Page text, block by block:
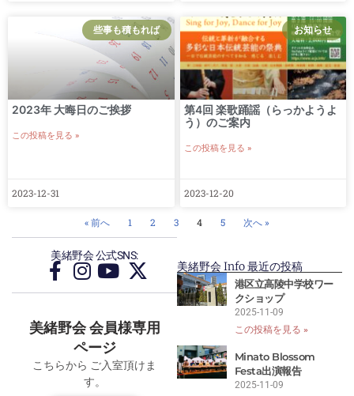
些事も積もれば
2023年 大晦日のご挨拶
この投稿を見る »
2023-12-31
お知らせ
第4回 楽歌踊謡（らっかようよ
う）のご案内
この投稿を見る »
2023-12-20
« 前へ 1 2 3 4 5 次へ »
美緒野会 公式SNS:
美緒野会 会員様専用
ページ
こちらから ご入室頂けま
す。
美緒野会 Info 最近の投稿
港区立高陵中学校ワー
クショップ
2025-11-09
この投稿を見る »
Minato Blossom
Festa出演報告
2025-11-09